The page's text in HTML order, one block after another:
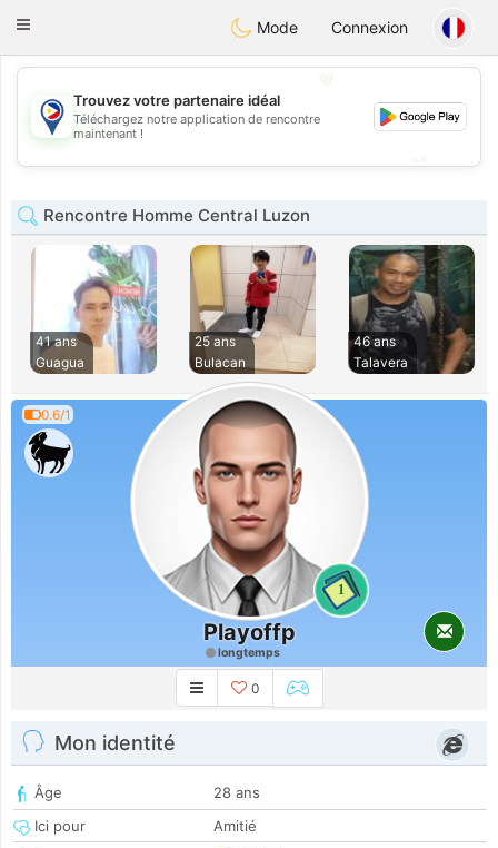
PhilippinesChat
Toggle
Mode Connexion
💖
💕
Trouvez votre partenaire idéal
Téléchargez notre application de rencontre
maintenant !
Rencontre Homme Central Luzon
41 ans
Guagua
25 ans
Bulacan
46 ans
Talavera
0.6/1
1
Playoffp
longtemps
0
Mon identité
Âge
28 ans
Ici pour
Amitié